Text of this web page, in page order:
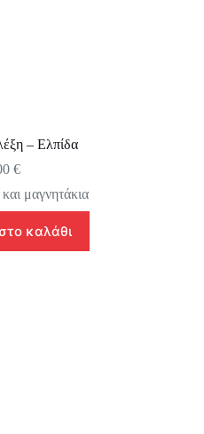
– Ελπίδα
€
μαγνητάκια
καλάθι